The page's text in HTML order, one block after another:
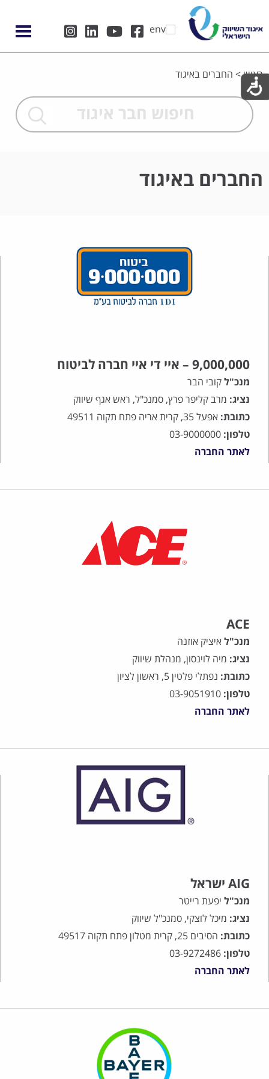
ראשי> החברים באיגוד
החברים באיגוד
9,000,000 – איי די איי חברה לביטוח
מנכ"ל קובי הבר
נציג: מרב קליפר פרץ, סמנכ"ל, ראש אגף שיווק
כתובת: אפעל 35, קרית אריה פתח תקוה 49511
טלפון: 03-9000000
לאתר החברה
ACE
מנכ"ל איציק אוזנה
נציג: מיה לוינסון, מנהלת שיווק
כתובת: נפתלי פלטין 5, ראשון לציון
טלפון: 03-9051910
לאתר החברה
AIG ישראל
מנכ"ל יפעת רייטר
נציג: מיכל לוצקי, סמנכ"ל שיווק
כתובת: הסיבים 25, קרית מטלון פתח תקוה 49517
טלפון: 03-9272486
לאתר החברה